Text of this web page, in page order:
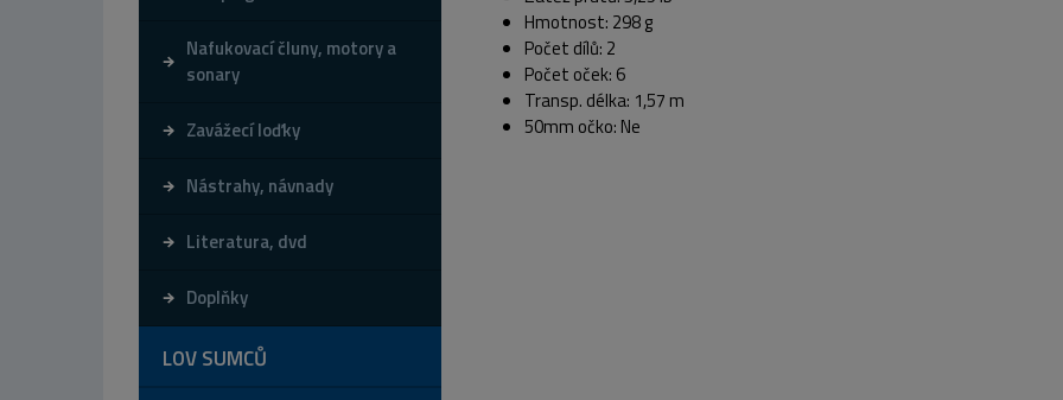
Nafukovací čluny, motory a
sonary
Zavážecí loďky
Nástrahy, návnady
Literatura, dvd
Doplňky
LOV SUMCŮ
Hmotnost: 298 g
Počet dílů: 2
Počet oček: 6
Transp. délka: 1,57 m
50mm očko: Ne